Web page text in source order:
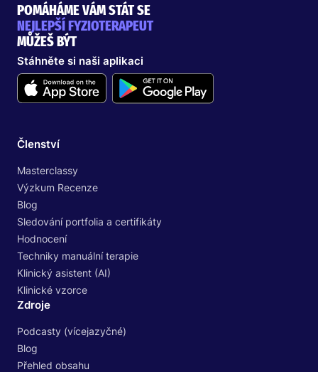
POMÁHÁME VÁM STÁT SE
NEJLEPŠÍ FYZIOTERAPEUT
MŮŽEŠ BÝT
Stáhněte si naši aplikaci
Členství
Masterclassy
Výzkum Recenze
Blog
Sledování portfolia a certifikáty
Hodnocení
Techniky manuální terapie
Klinický asistent (AI)
Klinické vzorce
Zdroje
Podcasty (vícejazyčné)
Blog
Přehled obsahu